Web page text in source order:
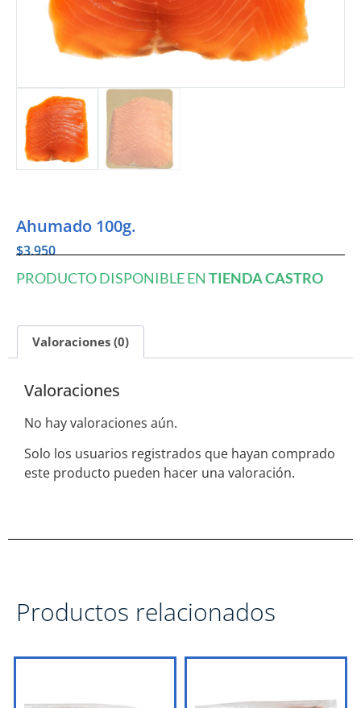
Ahumado 100g.
$3.950
PRODUCTO DISPONIBLE EN TIENDA CASTRO
Valoraciones (0)
Valoraciones
No hay valoraciones aún.
Solo los usuarios registrados que hayan comprado
este producto pueden hacer una valoración.
Productos relacionados